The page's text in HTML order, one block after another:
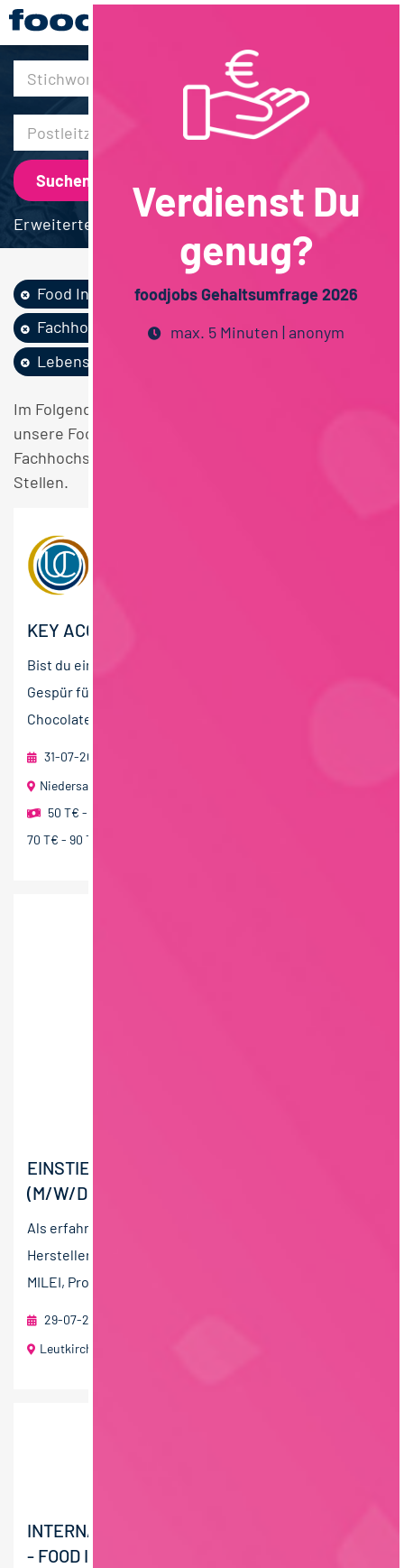
30km
Erweiterte Suche
Food Ingredients...
Vertrieb
Fachhochschulstudium
Lebensmittelmanag...
Im Folgenden finden Sie einen Überblick über alle
unsere Food Ingredients / Flavors Vertrieb
Fachhochschulstudium Lebensmittelmanagement
Stellen.
KEY ACCOUNT MANAGER (M/W/D) EXPORT
Bist du ein strategischer Vertriebsexperte mit einem
Gespür für die süße Seite des Lebens? Die United
Chocolate Gruppe ist ein dynamischer und...
31-07-2026
Niedersachsen
50 T€ - 70 T€ pro Jahr
70 T€ - 90 T€ pro Jahr
EINSTIEG ALS COMMERCIAL MANAGER:IN
(M/W/D) B2B
Als erfahrener Proteinexperte und weltweit größter
Hersteller von Lactoferrin liefert unser Kunde, die
MILEI, Produkte in die ganze Welt und das inmitten...
29-07-2026
Leutkirch im Allgäu
INTERNATIONAL SALES MANAGER (M/W/D)
- FOOD INGREDIENTS
Verdienst Du
genug?
foodjobs Gehaltsumfrage 2026
max. 5 Minuten | anonym